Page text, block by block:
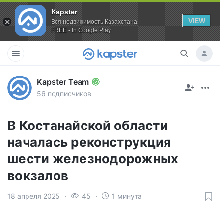
Kapster
Вся недвижимость Казахстана
FREE - In Google Play
VIEW
Kapster Team
56 подписчиков
В Костанайской области
началась реконструкция
шести железнодорожных
вокзалов
18 апреля 2025 45 1 минута